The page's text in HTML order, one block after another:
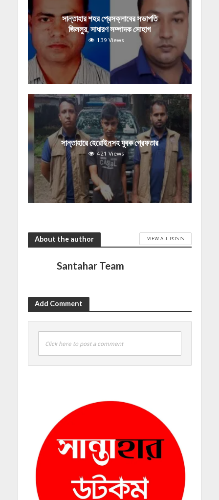
সান্তাহার শহর প্রেসক্লাবের সভাপতি
জিললুর, সাধারণ সম্পাদক সোহাগ
139 Views
সান্তাহারে হেরোইনসহ যুবক গ্রেফতার
421 Views
About the author VIEW ALL POSTS
Santahar Team
Add Comment
Click here to post a comment